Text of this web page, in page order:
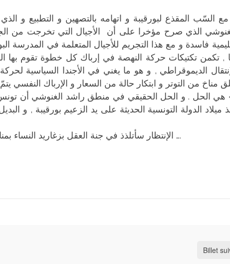
السّب المقذع لبورقيبة و اتهامه بالتصهين و التطبيع و
الذي صرح مؤخرا على أن الأجيال التي تخرجت من
فاسدة و مع هذا التجريم للأجيال المتعلمة في المدرسة
, تكمن تكتيكات حركة النهصة في إرباك كل خطوة تقوم بها
الديموقراطي , و هو ما يغني في الأجندا السياسية
مناخ من التوتر و ابتكار حالة من السعار و الإرباك النفسي
هي الحل . و الحل الحقيقي في منطق راشد الغنوشي أن
ميلاد الدولة التونسية الحديثة على يد الزعيم بورقيبة , و
الإنتظار سأتلذذ في جنة العقل بزغاريد النساء بمناسبة نجاح تلاميذنا في الباكالوريا و السيزيام ….
Billet